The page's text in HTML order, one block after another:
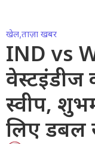
खेल,ताज़ा खबर
IND vs
वेस्टइंडीज
स्वीप,
लिए डबल